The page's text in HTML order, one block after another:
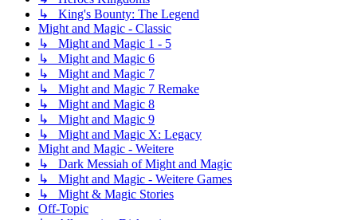
↳ King's Bounty: The Legend
Might and Magic - Classic
↳ Might and Magic 1 - 5
↳ Might and Magic 6
↳ Might and Magic 7
↳ Might and Magic 7 Remake
↳ Might and Magic 8
↳ Might and Magic 9
↳ Might and Magic X: Legacy
Might and Magic - Weitere
↳ Dark Messiah of Might and Magic
↳ Might and Magic - Weitere Games
↳ Might & Magic Stories
Off-Topic